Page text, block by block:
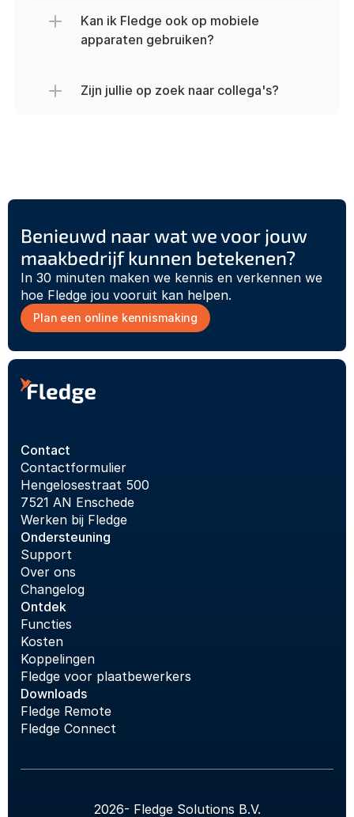
Kan ik Fledge ook op mobiele
apparaten gebruiken?
Zijn jullie op zoek naar collega's?
Benieuwd naar wat we voor jouw
maakbedrijf kunnen betekenen?
In 30 minuten maken we kennis en verkennen we
hoe Fledge jou vooruit kan helpen.
Plan een online kennismaking
Contact
Contactformulier
Hengelosestraat 500
7521 AN Enschede
Werken bij Fledge
Ondersteuning
Support
Over ons
Changelog
Ontdek
Functies
Kosten
Koppelingen
Fledge voor plaatbewerkers
Downloads
Fledge Remote
Fledge Connect
2026- Fledge Solutions B.V.